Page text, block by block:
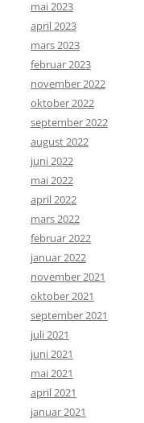
mai 2023
april 2023
mars 2023
februar 2023
november 2022
oktober 2022
september 2022
august 2022
juni 2022
mai 2022
april 2022
mars 2022
februar 2022
januar 2022
november 2021
oktober 2021
september 2021
juli 2021
juni 2021
mai 2021
april 2021
januar 2021